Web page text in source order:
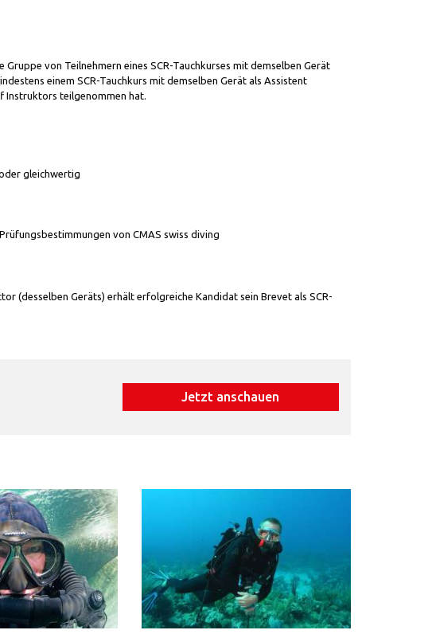
von Teilnehmern eines SCR-Tauchkurses mit demselben Gerät
einem SCR-Tauchkurs mit demselben Gerät als Assistent
Instruktors teilgenommen hat.
gleichwertig
von CMAS swiss diving
(desselben Geräts) erhält erfolgreiche Kandidat sein Brevet als SCR-
Jetzt anschauen